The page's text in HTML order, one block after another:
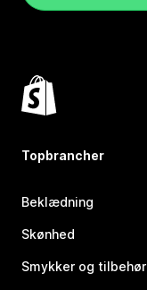
Topbrancher
Beklædning
Skønhed
Smykker og tilbehør